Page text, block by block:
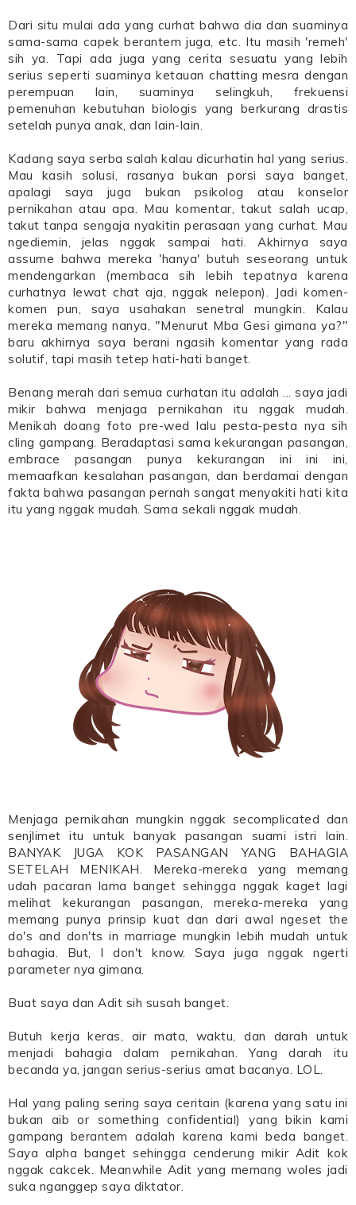
Dari situ mulai ada yang curhat bahwa dia dan suaminya
sama-sama capek berantem juga, etc. Itu masih 'remeh'
sih ya. Tapi ada juga yang cerita sesuatu yang lebih
serius seperti suaminya ketauan chatting mesra dengan
perempuan lain, suaminya selingkuh, frekuensi
pemenuhan kebutuhan biologis yang berkurang drastis
setelah punya anak, dan lain-lain.
Kadang saya serba salah kalau dicurhatin hal yang serius.
Mau kasih solusi, rasanya bukan porsi saya banget,
apalagi saya juga bukan psikolog atau konselor
pernikahan atau apa. Mau komentar, takut salah ucap,
takut tanpa sengaja nyakitin perasaan yang curhat. Mau
ngediemin, jelas nggak sampai hati. Akhirnya saya
assume bahwa mereka 'hanya' butuh seseorang untuk
mendengarkan (membaca sih lebih tepatnya karena
curhatnya lewat chat aja, nggak nelepon). Jadi komen-
komen pun, saya usahakan senetral mungkin. Kalau
mereka memang nanya, "Menurut Mba Gesi gimana ya?"
baru akhirnya saya berani ngasih komentar yang rada
solutif, tapi masih tetep hati-hati banget.
Benang merah dari semua curhatan itu adalah ... saya jadi
mikir bahwa menjaga pernikahan itu nggak mudah.
Menikah doang foto pre-wed lalu pesta-pesta nya sih
cling gampang. Beradaptasi sama kekurangan pasangan,
embrace pasangan punya kekurangan ini ini ini,
memaafkan kesalahan pasangan, dan berdamai dengan
fakta bahwa pasangan pernah sangat menyakiti hati kita
itu yang nggak mudah. Sama sekali nggak mudah.
Menjaga pernikahan mungkin nggak secomplicated dan
senjlimet itu untuk banyak pasangan suami istri lain.
BANYAK JUGA KOK PASANGAN YANG BAHAGIA
SETELAH MENIKAH. Mereka-mereka yang memang
udah pacaran lama banget sehingga nggak kaget lagi
melihat kekurangan pasangan, mereka-mereka yang
memang punya prinsip kuat dan dari awal ngeset the
do's and don'ts in marriage mungkin lebih mudah untuk
bahagia. But, I don't know. Saya juga nggak ngerti
parameter nya gimana.
Buat saya dan Adit sih susah banget.
Butuh kerja keras, air mata, waktu, dan darah untuk
menjadi bahagia dalam pernikahan. Yang darah itu
becanda ya, jangan serius-serius amat bacanya. LOL.
Hal yang paling sering saya ceritain (karena yang satu ini
bukan aib or something confidential) yang bikin kami
gampang berantem adalah karena kami beda banget.
Saya alpha banget sehingga cenderung mikir Adit kok
nggak cakcek. Meanwhile Adit yang memang woles jadi
suka nganggep saya diktator.